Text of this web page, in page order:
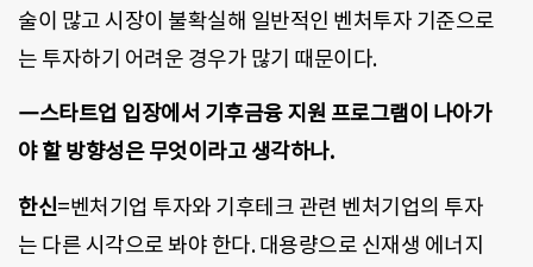
술이 많고 시장이 불확실해 일반적인 벤처투자 기준으로
는 투자하기 어려운 경우가 많기 때문이다.
―스타트업 입장에서 기후금융 지원 프로그램이 나아가
야 할 방향성은 무엇이라고 생각하나.
한신=벤처기업 투자와 기후테크 관련 벤처기업의 투자
는 다른 시각으로 봐야 한다. 대용량으로 신재생 에너지